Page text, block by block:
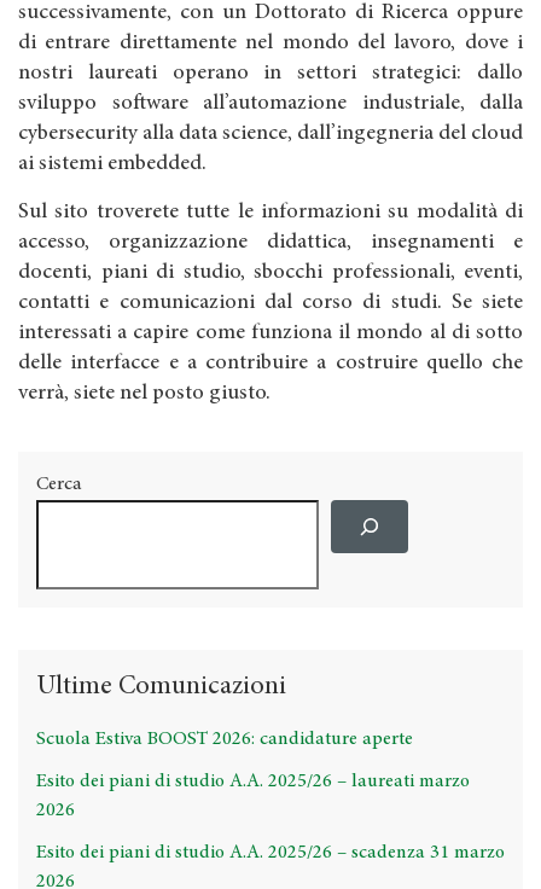
successivamente, con un Dottorato di Ricerca oppure
di entrare direttamente nel mondo del lavoro, dove i
nostri laureati operano in settori strategici: dallo
sviluppo software all’automazione industriale, dalla
cybersecurity alla data science, dall’ingegneria del cloud
ai sistemi embedded.
Sul sito troverete tutte le informazioni su modalità di
accesso, organizzazione didattica, insegnamenti e
docenti, piani di studio, sbocchi professionali, eventi,
contatti e comunicazioni dal corso di studi. Se siete
interessati a capire come funziona il mondo al di sotto
delle interfacce e a contribuire a costruire quello che
verrà, siete nel posto giusto.
Cerca
Ultime Comunicazioni
Scuola Estiva BOOST 2026: candidature aperte
Esito dei piani di studio A.A. 2025/26 – laureati marzo
2026
Esito dei piani di studio A.A. 2025/26 – scadenza 31 marzo
2026